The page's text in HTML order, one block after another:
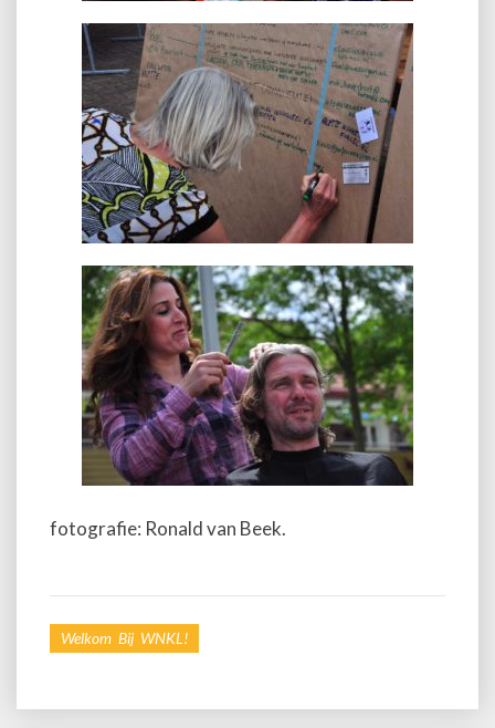
fotografie: Ronald van Beek.
Welkom Bij WNKL!